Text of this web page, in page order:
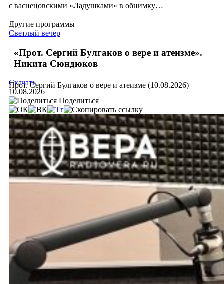
с васнецовскими «Ладушками» в обнимку…
Другие программы
Светлый вечер
«Прот. Сергий Булгаков о вере и атеизме».
Никита Сюндюков
Прот. Сергий Булгаков о вере и атеизме (10.08.2026)
Скачать
10.08.2026
Поделиться